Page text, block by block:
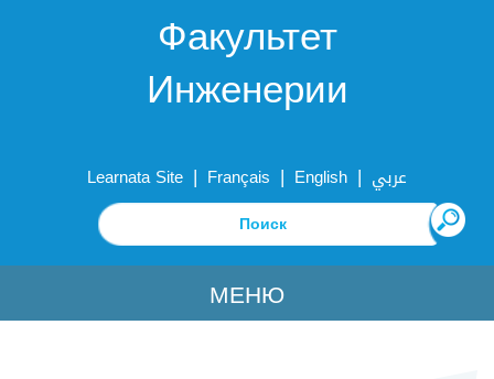
Факультет
Инженерии
Learnata Site | Français | English | عربي
МЕНЮ